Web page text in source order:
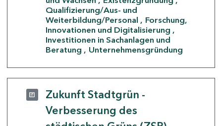
Qualifizierung/Aus- und
Weiterbildung/Personal
Forschung,
Innovationen und Digitalisierung
Investitionen in Sachanlagen und
Beratung
Unternehmensgründung
Zukunft Stadtgrün -
Verbesserung des